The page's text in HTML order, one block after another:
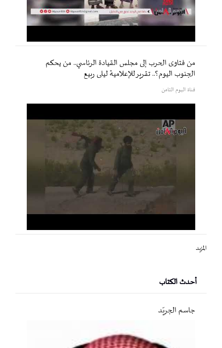
من فتاوى الحرب إلى مجلس القيادة الرئاسي.. من يحكم
الجنوب اليوم؟.. تقرير للإعلامية ليلى ربيع
قناة اليوم الثامن
المزيد
أحدث الكتاب
جاسم الجريّد